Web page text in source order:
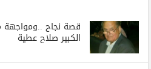
قصة نجاح
الكبير صلاح عطية